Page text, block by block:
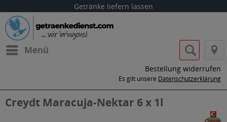
Getränke liefern lassen
Menü
Bestellung widerrufen
Es gilt unsere Datenschutzerklärung
Creydt Maracuja-Nektar 6 x 1l